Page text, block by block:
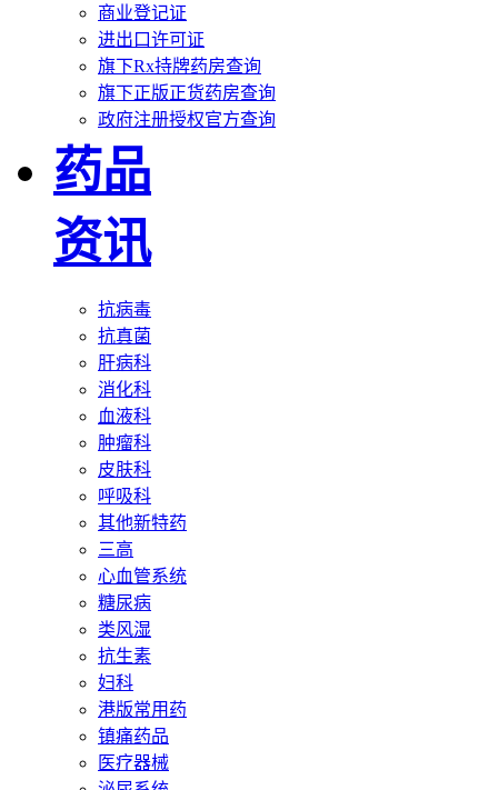
商业登记证
进出口许可证
旗下Rx持牌药房查询
旗下正版正货药房查询
政府注册授权官方查询
药品
资讯
抗病毒
抗真菌
肝病科
消化科
血液科
肿瘤科
皮肤科
呼吸科
其他新特药
三高
心血管系统
糖尿病
类风湿
抗生素
妇科
港版常用药
镇痛药品
医疗器械